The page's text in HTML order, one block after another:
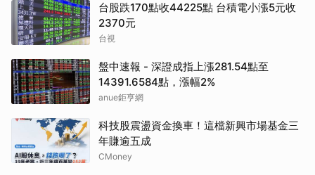
台股跌170點收44225點 台積電小漲5元收
2370元
台視
盤中速報 - 深證成指上漲281.54點至
14391.6584點，漲幅2%
anue鉅亨網
科技股震盪資金換車！這檔新興市場基金三
年賺逾五成
CMoney